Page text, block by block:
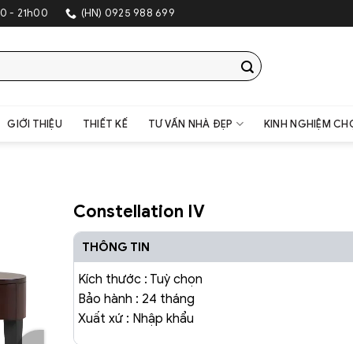
- 21h00 (HN) 0925 988 699
GIỚI THIỆU THIẾT KẾ TƯ VẤN NHÀ ĐẸP KINH NGHIỆM
Constellation IV
THÔNG TIN
Kích thước : Tuỳ chọn
Bảo hành : 24 tháng
Xuất xứ : Nhập khẩu